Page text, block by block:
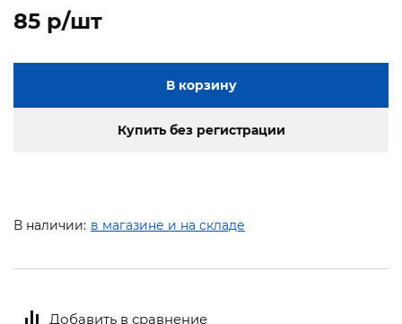
85 p/шт
В корзину
Купить без регистрации
В наличии: в магазине и на складе
Добавить в сравнение